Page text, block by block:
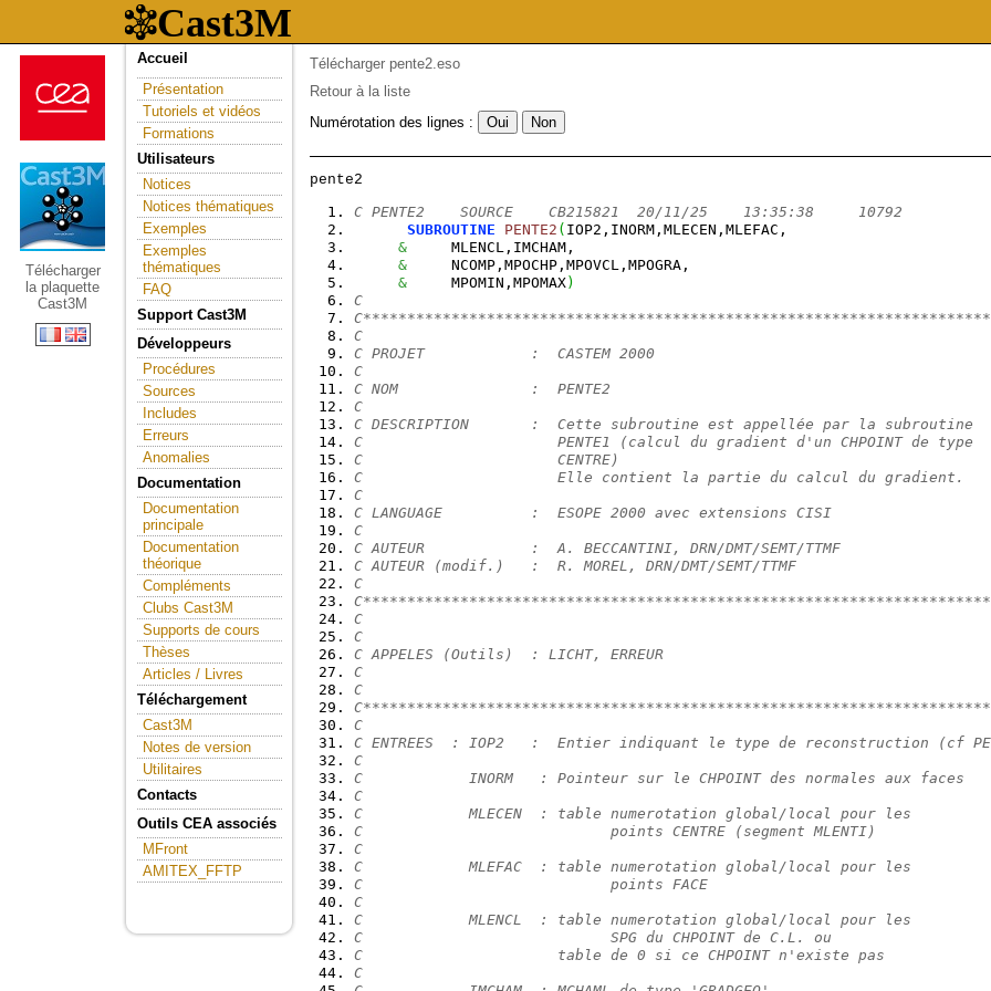
Télécharger
la plaquette
Cast3M
Accueil
Présentation
Tutoriels et vidéos
Formations
Utilisateurs
Notices
Notices thématiques
Exemples
Exemples
thématiques
FAQ
Support Cast3M
Développeurs
Procédures
Sources
Includes
Erreurs
Anomalies
Documentation
Documentation
principale
Documentation
théorique
Compléments
Clubs Cast3M
Supports de cours
Thèses
Articles / Livres
Téléchargement
Cast3M
Notes de version
Utilitaires
Contacts
Outils CEA associés
MFront
AMITEX_FFTP
Télécharger pente2.eso
Retour à la liste
Numérotation des lignes :
C PENTE2    SOURCE    CB215821  20/11/25    13:35:38     10792
SUBROUTINE
PENTE2 ( IOP2,INORM,MLECEN,MLEFAC,
&
     MLENCL,IMCHAM,
&
     NCOMP,MPOCHP,MPOVCL,MPOGRA,
&
     MPOMIN,MPOMAX
)
C
C
C PROJET            :  CASTEM 2000
C
C NOM               :  PENTE2
C
C DESCRIPTION       :  Cette subroutine est appellée par la subroutine
C                      PENTE1 (calcul du gradient d'un CHPOINT de type
C                      CENTRE)
C                      Elle contient la partie du calcul du gradient.
C
C LANGUAGE          :  ESOPE 2000 avec extensions CISI
C
C AUTEUR            :  A. BECCANTINI, DRN/DMT/SEMT/TTMF
C AUTEUR (modif.)   :  R. MOREL, DRN/DMT/SEMT/TTMF
C
C
C
C APPELES (Outils)  : LICHT, ERREUR
C
C
C
C ENTREES  : IOP2   :  Entier indiquant le type de reconstruction (cf
C
C            INORM   : Pointeur sur le CHPOINT des normales aux faces
C
C            MLECEN  : table numerotation global/local pour les
C                            points CENTRE (segment MLENTI)
C
C            MLEFAC  : table numerotation global/local pour les
C                            points FACE
C
C            MLENCL  : table numerotation global/local pour les
C                            SPG du CHPOINT de C.L. ou
C                      table de 0 si ce CHPOINT n'existe pas
C